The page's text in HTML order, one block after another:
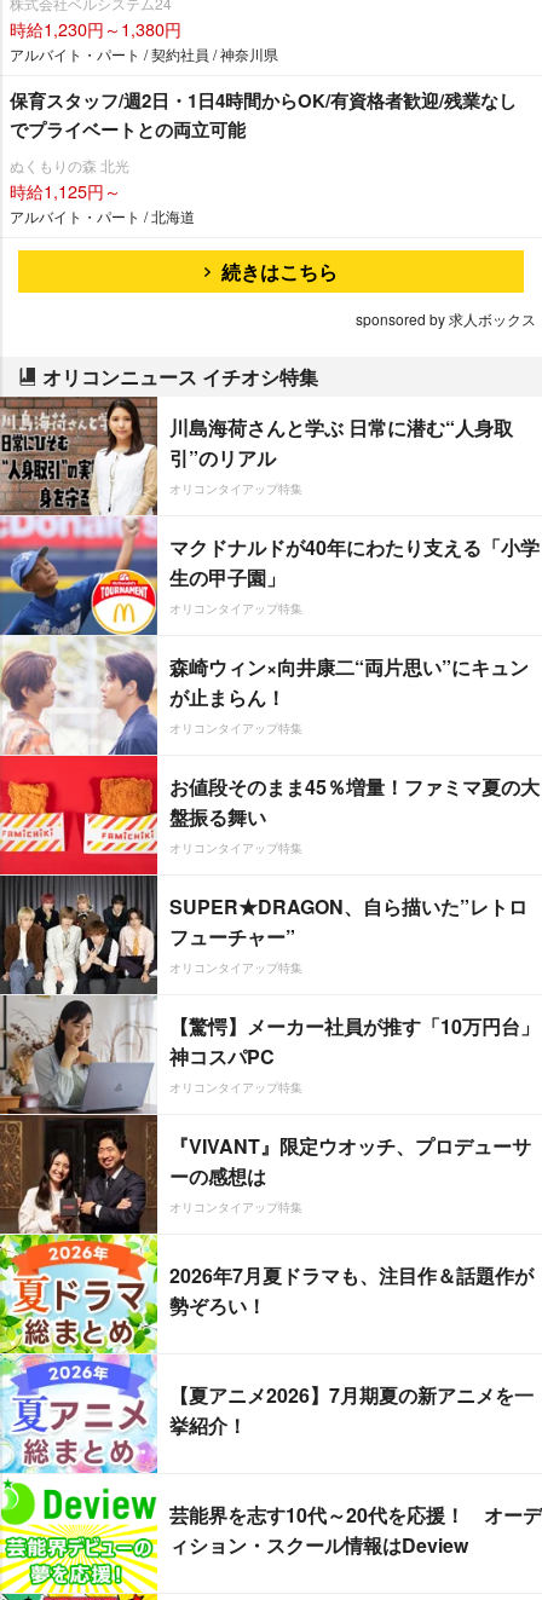
時給1,230円～1,380円
アルバイト・パート / 契約社員 / 神奈川県
保育スタッフ/週2日・1日4時間からOK/有資格者歓迎/残業なし
でプライベートとの両立可能
ぬくもりの森 北光
時給1,125円～
アルバイト・パート / 北海道
続きはこちら
sponsored by 求人ボックス
オリコンニュース イチオシ特集
川島海荷さんと学ぶ 日常に潜む“人身取
引”のリアル
オリコンタイアップ特集
マクドナルドが40年にわたり支える「小学
生の甲子園」
オリコンタイアップ特集
森崎ウィン×向井康二“両片思い”にキュン
が止まらん！
オリコンタイアップ特集
お値段そのまま45％増量！ファミマ夏の大
盤振る舞い
オリコンタイアップ特集
SUPER★DRAGON、自ら描いた”レトロ
フューチャー”
オリコンタイアップ特集
【驚愕】メーカー社員が推す「10万円台」
神コスパPC
オリコンタイアップ特集
『VIVANT』限定ウオッチ、プロデューサ
ーの感想は
オリコンタイアップ特集
2026年7月夏ドラマも、注目作＆話題作が
勢ぞろい！
【夏アニメ2026】7月期夏の新アニメを一
挙紹介！
芸能界を志す10代～20代を応援！ オーデ
ィション・スクール情報はDeview